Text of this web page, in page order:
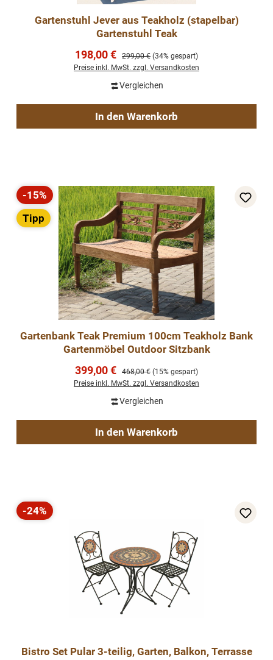
Gartenstuhl Jever aus Teakholz (stapelbar)
Gartenstuhl Teak
Verkaufspreis:
198,00 € Regulärer Preis:
299,00 € (34% gespart)
Preise inkl. MwSt. zzgl. Versandkosten
Vergleichen
In den Warenkorb
Rabatt
-15%
Tipp
Gartenbank Teak Premium 100cm Teakholz Bank
Gartenmöbel Outdoor Sitzbank
Verkaufspreis:
399,00 € Regulärer Preis:
468,00 € (15% gespart)
Preise inkl. MwSt. zzgl. Versandkosten
Vergleichen
In den Warenkorb
Rabatt
-24%
Bistro Set Pular 3-teilig, Garten, Balkon, Terrasse